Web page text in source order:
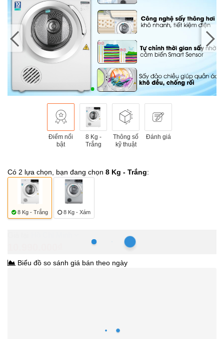
Điểm nổi
bật
8 Kg -
Trắng
Thông số
kỹ thuật
Đánh giá
Có 2 lựa chọn, bạn đang chọn 8 Kg - Trắng:
8 Kg - Trắng 8 Kg - Xám
Biểu đồ so sánh giá bán theo ngày